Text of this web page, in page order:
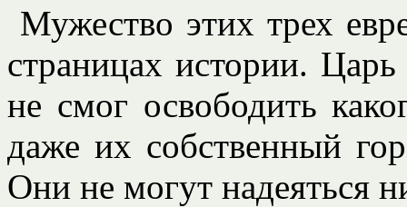
Мужество этих трех
страницах истории.
не смог освободить
даже их собственный
Они не могут надеяться